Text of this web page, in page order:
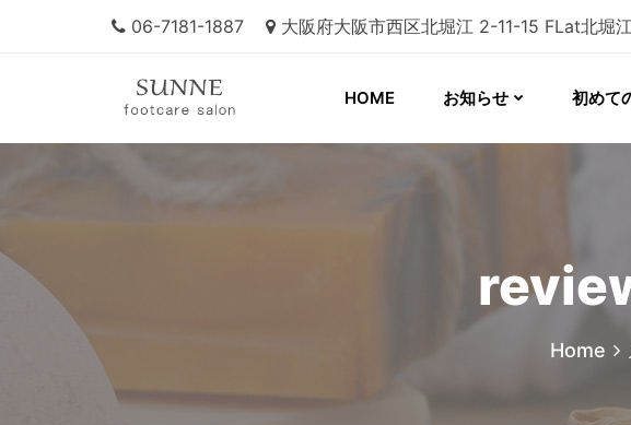
06-7181-1887 大阪府大阪市西区北堀江 2-11-15 FLat北堀
HOME お知らせ 初めて
Home